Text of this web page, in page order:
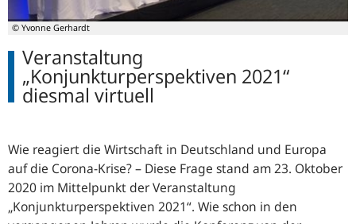
© Yvonne Gerhardt
Veranstaltung
„Konjunkturperspektiven 2021“
diesmal virtuell
Wie reagiert die Wirtschaft in Deutschland und Europa
auf die Corona-Krise? – Diese Frage stand am 23. Oktober
2020 im Mittelpunkt der Veranstaltung
„Konjunkturperspektiven 2021“. Wie schon in den